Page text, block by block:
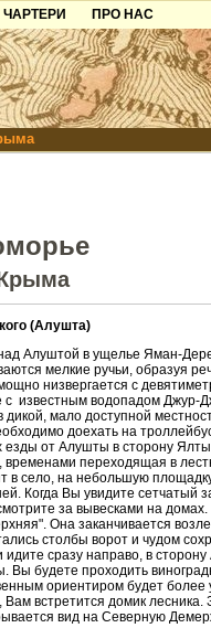
ЧАРТЕРИ
ПРО НАС
Контакти
Партнерам
Додати готель
(Алушта)
Алуштой в ущелье Яман-
мелкие ручьи, образуя
низвергается с
с известным водопадом Джур-
дикой, мало доступной
доехать на
езды от Алушты в сторону
временами переходящая в
в село, на небольшую
Когда Вы увидите сетчатый
за вывесками на
Она заканчивается
столбы ворот и чудом
идите сразу направо, в
Вы будете проходить
ориентиром будет более
встретится домик лесника.
вид на Северную